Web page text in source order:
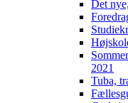
Det
2021
Tuba,